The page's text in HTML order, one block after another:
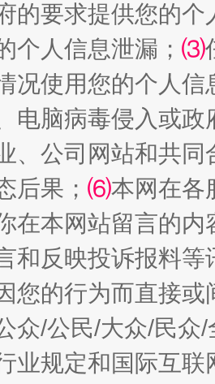
刚被判无期 从幼
了！等你上场
的要求提供您的个
个人信息泄漏； ⑶
况使用您的个人
电脑病毒侵入或
、公司网站和共
后果； ⑹本网在各
在本网站留言的内
和反映投诉报料
您的行为而直接
众/公民/大众/民
业规定和国际互